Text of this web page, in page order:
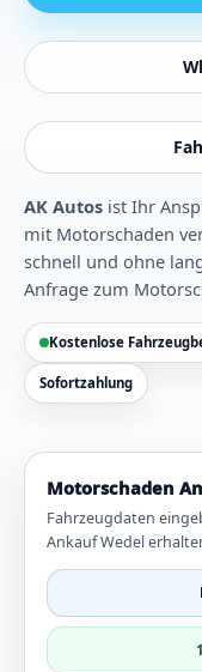
AK Autos ist Ihr
mit Motorschaden
schnell und ohne
Anfrage zum
Kostenlose
Sofortzahlung
Motorschaden
Fahrzeugdaten
Ankauf Wedel